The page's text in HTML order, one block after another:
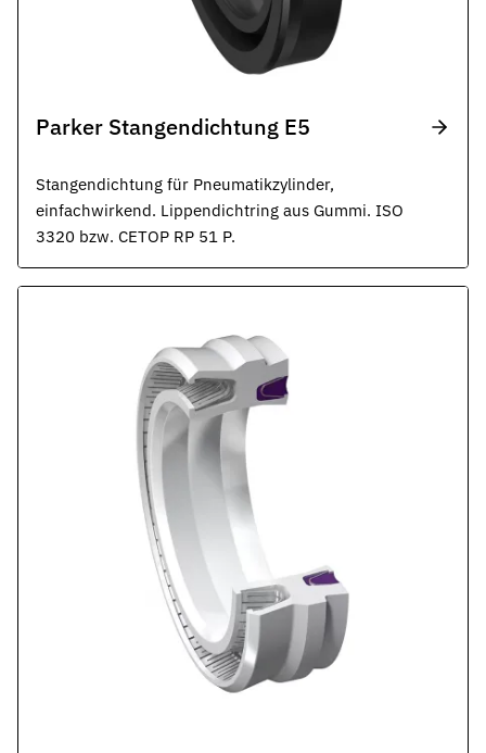
Parker Stangendichtung E5
Stangendichtung für Pneumatikzylinder,
einfachwirkend. Lippendichtring aus Gummi. ISO
3320 bzw. CETOP RP 51 P.